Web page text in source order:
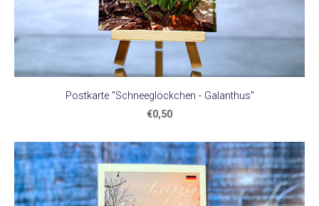
Postkarte "Schneeglöckchen - Galanthus"
€0,50